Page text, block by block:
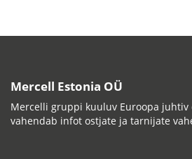
Mercell Estonia OÜ
Mercelli gruppi kuuluv Euroopa juhtiv
vahendab infot ostjate ja tarnijate